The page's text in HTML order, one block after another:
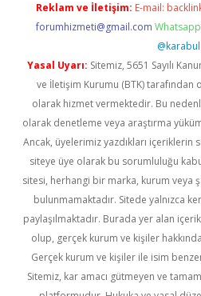
Reklam ve İletişim: E-mail:
forumhizmeti@gmail.com
@karabul
Yasal Uyarı: Sitemiz, 5651 Sayılı
ve İletişim Kurumu (BTK) tarafından
olarak hizmet vermektedir. Bu
olarak denetleme veya araştırma
Ancak, üyelerimiz yazdıkları içeriklerin
siteye üye olarak bu sorumluluğu
sitesi, herhangi bir marka, kurum veya
bulunmamaktadır. Sitede yalnızca
paylaşılmaktadır. Burada yer alan
olup, gerçek kurum ve kişiler
Gerçek kurum ve kişiler ile isim
Sitemiz, kar amacı gütmeyen ve